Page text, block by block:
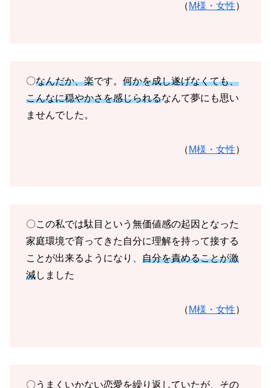
（ M様・女性）
〇なんだか、楽です。 何かを成し遂げなくても、
こんなに穏やかさを感じられるなんて夢にも思い
ませんでした。
（ M様・女性）
〇この私では駄目という無価値感の起因となった
家庭環境で育ってきた自分に理解を持って接する
ことが出来るようになり、 自分を責めることが激
減しました
（ M様・女性）
〇うまくいかない恋愛を繰り返していたが、その